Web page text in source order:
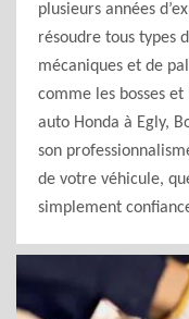
plusieurs années
résoudre tous types
mécaniques et de
comme les bosses
auto Honda à Egly,
son
de votre véhicule,
simplement